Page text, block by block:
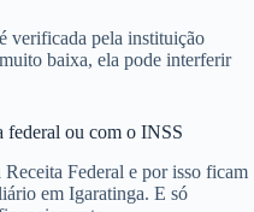
verificada pela instituição
baixa, ela pode interferir
federal ou com o INSS
Federal e por isso ficam
em Igaratinga. E só